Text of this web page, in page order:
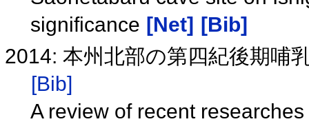
significance [Net] [Bib]
2014: 本州北部の第四紀後期哺
[Bib]
A review of recent